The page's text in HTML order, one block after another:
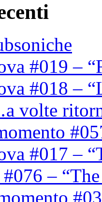
#019 –
#018 –
volte
#017 –
–